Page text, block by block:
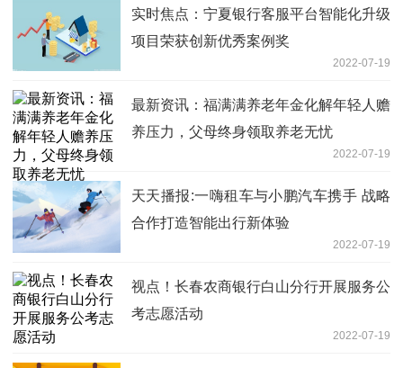
实时焦点：宁夏银行客服平台智能化升级
项目荣获创新优秀案例奖
2022-07-19
最新资讯：福满满养老年金化解年轻人赡
养压力，父母终身领取养老无忧
2022-07-19
天天播报:一嗨租车与小鹏汽车携手 战略
合作打造智能出行新体验
2022-07-19
视点！长春农商银行白山分行开展服务公
考志愿活动
2022-07-19